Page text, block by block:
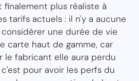
plus réaliste à
tarifs actuels : il n'y a aucune
une durée de vie
carte haut de gamme, car
le fabricant elle aura perdu
pour avoir les perfs du